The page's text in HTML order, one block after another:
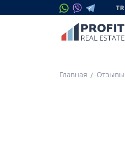
TR
Главная Отзывы